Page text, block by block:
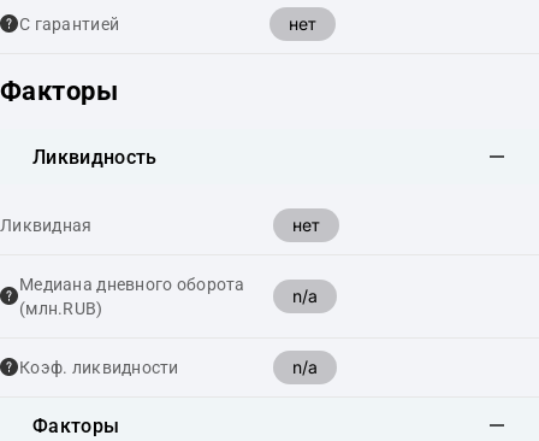
С гарантией нет
Факторы
Ликвидность
Ликвидная нет
Медиана дневного оборота
(млн.RUB)
n/a
Коэф. ликвидности n/a
Факторы